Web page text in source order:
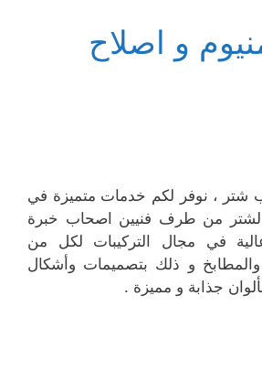
و اصلاح
شتر ، نوفر لكم خدمات متميزة في
من طرف فنيين اصحاب خبرة
في مجال التركيبات لكل من
والمطابخ و ذلك بتصميمات وأشكال
جذابة و مميزة .